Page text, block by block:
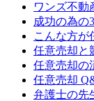
ワンズ不動
成功の為の
こんな方が
任意売却と
任意売却の
任意売却
弁護士の先